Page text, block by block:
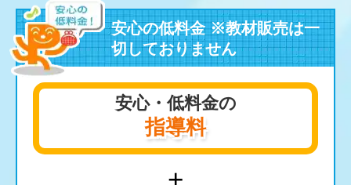
安心の低料金 ※教材販売は一
切しておりません
安心・低料金の
指導料